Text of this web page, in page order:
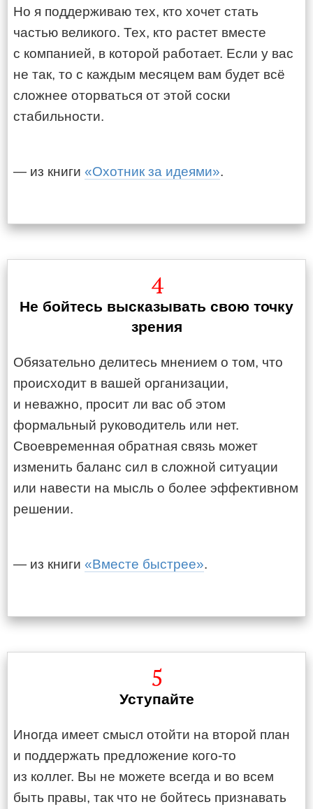
Но я поддерживаю тех, кто хочет стать
частью великого. Тех, кто растет вместе
с компанией, в которой работает. Если у вас
не так, то с каждым месяцем вам будет всё
сложнее оторваться от этой соски
стабильности.
— из книги «Охотник за идеями».
4
Не бойтесь высказывать свою точку
зрения
Обязательно делитесь мнением о том, что
происходит в вашей организации,
и неважно, просит ли вас об этом
формальный руководитель или нет.
Своевременная обратная связь может
изменить баланс сил в сложной ситуации
или навести на мысль о более эффективном
решении.
— из книги «Вместе быстрее».
5
Уступайте
Иногда имеет смысл отойти на второй план
и поддержать предложение кого-то
из коллег. Вы не можете всегда и во всем
быть правы, так что не бойтесь признавать